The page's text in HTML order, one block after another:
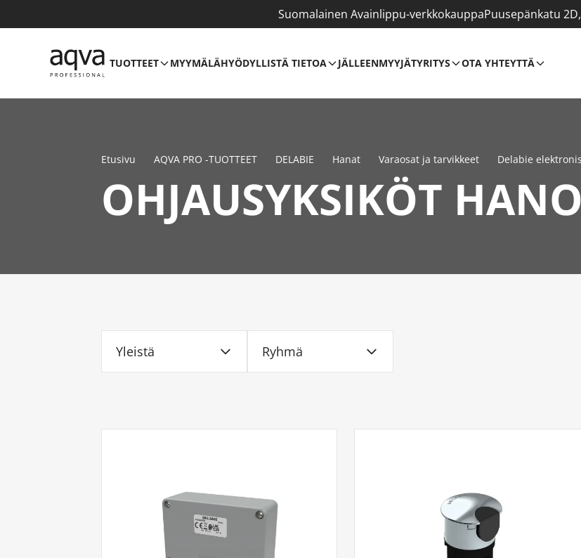
Suomalainen Avainlippu-verkkokauppaPuusepänkatu
TUOTTEET MYYMÄLÄHYÖDYLLISTÄ TIETOA JÄLLEENMYYJÄTYRITYS OTA YHTEYTTÄ
Etusivu AQVA PRO -TUOTTEET DELABIE Hanat Varaosat ja tarvikkeet Delabie
OHJAUSYKSIKÖT
Yleistä Ryhmä